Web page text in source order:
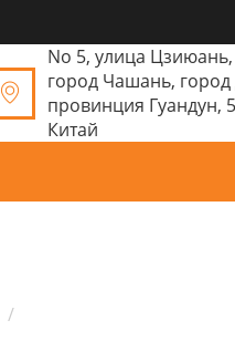
No 5, улица
город Чашань, город
провинция Гуандун,
Китай